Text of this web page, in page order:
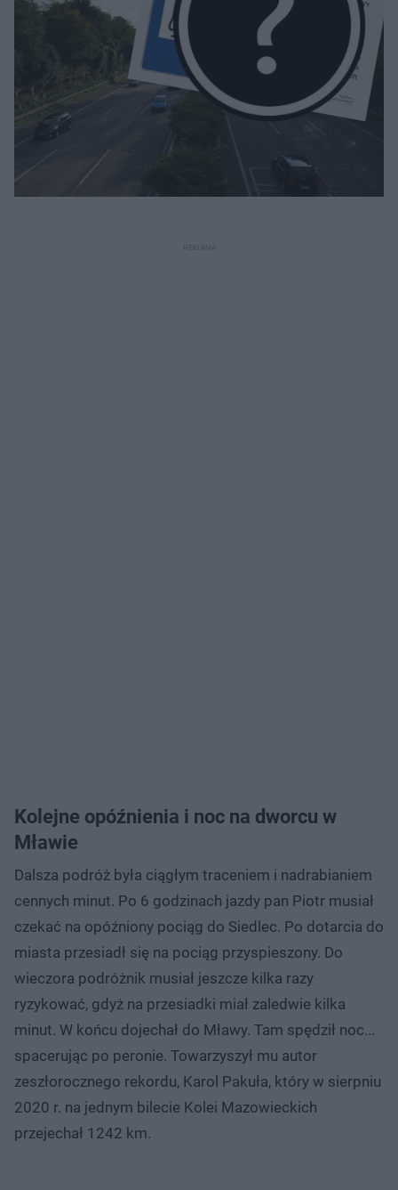
Kolejne opóźnienia i noc na dworcu w
Mławie
Dalsza podróż była ciągłym traceniem i nadrabianiem
cennych minut. Po 6 godzinach jazdy pan Piotr musiał
czekać na opóźniony pociąg do Siedlec. Po dotarcia do
miasta przesiadł się na pociąg przyspieszony. Do
wieczora podróżnik musiał jeszcze kilka razy
ryzykować, gdyż na przesiadki miał zaledwie kilka
minut. W końcu dojechał do Mławy. Tam spędził noc...
spacerując po peronie. Towarzyszył mu autor
zeszłorocznego rekordu, Karol Pakuła, który w sierpniu
2020 r. na jednym bilecie Kolei Mazowieckich
przejechał 1242 km.